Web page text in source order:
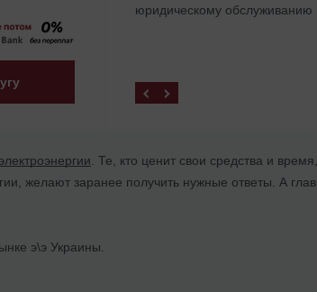
юридическому обслуживанию
. Те, кто ценит свои средства и
желают заранее получить нужные ответы. А
э\э Украины.